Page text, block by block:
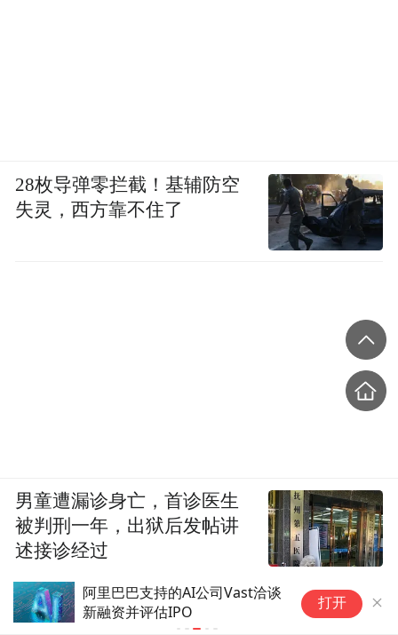
阿里巴巴支持的AI公司Vast洽谈
新融资并评估IPO
123个职业
打开
28枚导弹零拦截！基辅防空
失灵，西方靠不住了
男童遭漏诊身亡，首诊医生
被判刑一年，出狱后发帖讲
述接诊经过